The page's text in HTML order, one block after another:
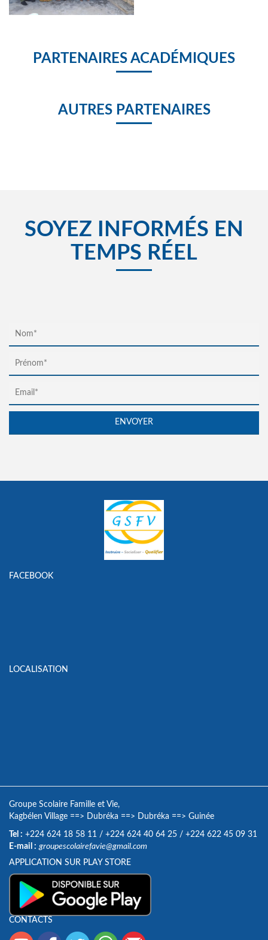
PARTENAIRES ACADÉMIQUES
AUTRES PARTENAIRES
SOYEZ INFORMÉS EN
TEMPS RÉEL
FACEBOOK
LOCALISATION
Groupe Scolaire Famille et Vie,
Kagbélen Village ==> Dubréka ==> Dubréka ==> Guinée
Tel : +224 624 18 58 11 / +224 624 40 64 25 / +224 622 45 09 31
E-mail : groupescolairefavie@gmail.com
APPLICATION SUR PLAY STORE
CONTACTS